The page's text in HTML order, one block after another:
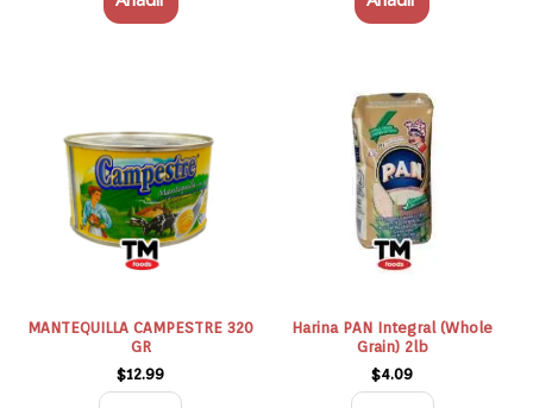
MANTEQUILLA CAMPESTRE 320
GR
$12.99
320
GR
cantidad
Harina PAN Integral (Whole
Grain) 2lb
$4.09
PAN
Integral
(Whole
Grain)
2lb
cantidad